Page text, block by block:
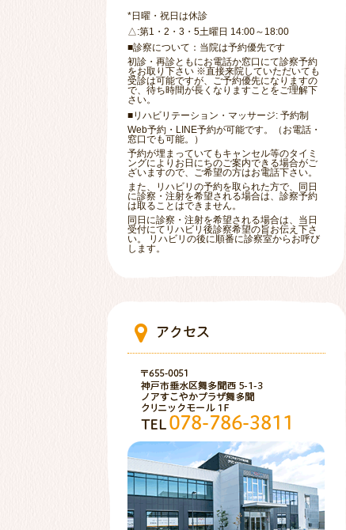
*日曜・祝日は休診
△:第1・2・3・5土曜日 14:00～18:00
■診察について：当院は予約優先です
初診・再診ともにお電話か窓口にて診察予約
をお取り下さい ※直接来院していただいても
受診は可能ですが、ご予約優先になりますの
で、待ち時間が長くなりますことをご理解下
さい。
■リハビリテーション・マッサージ: 予約制
Web予約・LINE予約が可能です。（お電話・
窓口でも可能。）
予約が埋まっていてもキャンセル等のタイミ
ングによりお日にちのご案内できる場合がご
ざいますので、ご希望の方はお電話下さい。
また、リハビリの予約を取られた方で、同日
に診察・注射を希望される場合は、診察予約
は取ることはできません。
同日に診察・注射を希望される場合は、当日
受付にてリハビリ後診察希望の旨お伝え下さ
い。 リハビリの後に順番に診察室からお呼び
します。